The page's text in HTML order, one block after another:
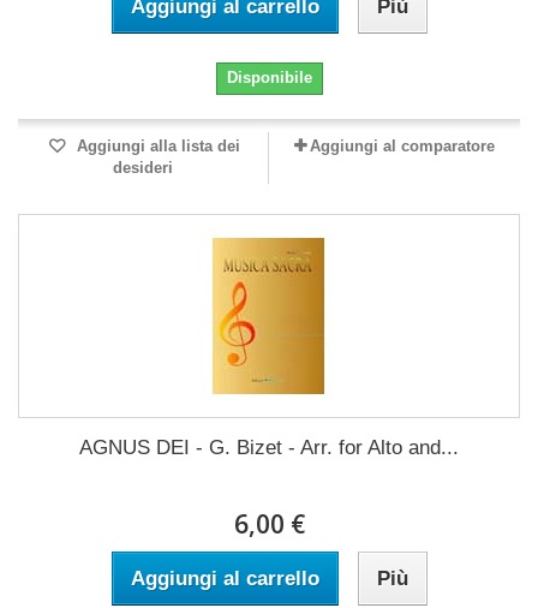
Aggiungi al carrello Più
Disponibile
Aggiungi alla lista dei
desideri
Aggiungi al comparatore
AGNUS DEI - G. Bizet - Arr. for Alto and...
6,00 €
Aggiungi al carrello Più